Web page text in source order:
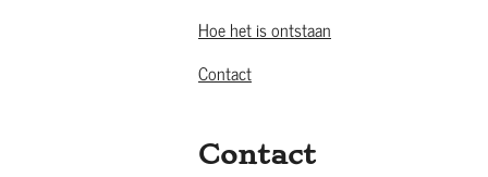
Hoe het is ontstaan
Contact
Contact